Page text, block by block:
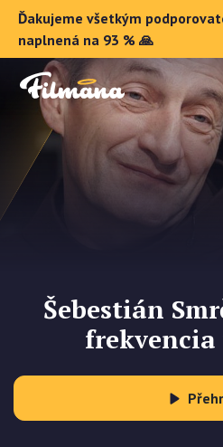
Ďakujeme všetkým
naplnená na 93 % 🙏
O Filmane
Darčekové poukazy
Zaregistrovať sa
Šebestián
frekvencia